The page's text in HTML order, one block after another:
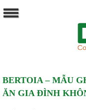
BERTOIA – MẪU
ĂN GIA ĐÌNH